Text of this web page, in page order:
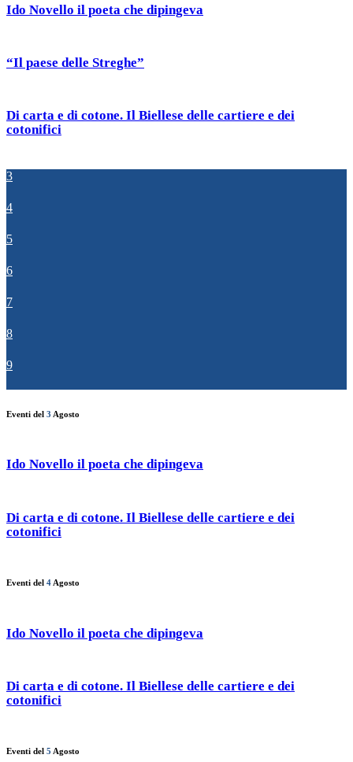
Ido Novello il poeta che dipingeva
“Il paese delle Streghe”
Di carta e di cotone. Il Biellese delle cartiere e dei
cotonifici
3
4
5
6
7
8
9
Eventi del 3 Agosto
Ido Novello il poeta che dipingeva
Di carta e di cotone. Il Biellese delle cartiere e dei
cotonifici
Eventi del 4 Agosto
Ido Novello il poeta che dipingeva
Di carta e di cotone. Il Biellese delle cartiere e dei
cotonifici
Eventi del 5 Agosto